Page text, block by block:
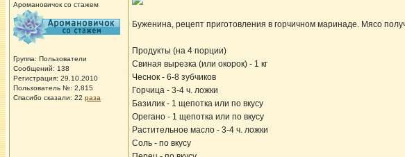
Аромановичок со стажем
Группа: Пользователи
Сообщений: 138
Регистрация: 29.10.2010
Пользователь №: 2,815
Спасибо сказали:22 раза
Буженина, рецепт приготовления в горчичном маринаде. Мясо
Продукты (на 4 порции)
Свиная вырезка (или окорок) - 1 кг
Чеснок - 6-8 зубчиков
Горчица - 3-4 ч. ложки
Базилик - 1 щепотка или по вкусу
Орегано - 1 щепотка или по вкусу
Растительное масло - 3-4 ч. ложки
Соль - по вкусу